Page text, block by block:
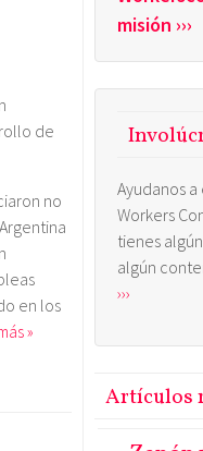
de
no
en los
»
misión ›››
Ayudanos
Workers
tienes
algún
›››
Artículos